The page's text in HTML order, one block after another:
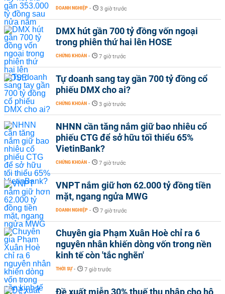
DOANH NGHIỆP - 3 giờ trước
DMX hút gần 700 tỷ đồng vốn ngoại
trong phiên thứ hai lên HOSE
CHỨNG KHOÁN - 7 giờ trước
Tự doanh sang tay gần 700 tỷ đồng cổ
phiếu DMX cho ai?
CHỨNG KHOÁN - 3 giờ trước
NHNN cần tăng nắm giữ bao nhiêu cổ
phiếu CTG để sở hữu tối thiểu 65%
VietinBank?
CHỨNG KHOÁN - 7 giờ trước
VNPT nắm giữ hơn 62.000 tỷ đồng tiền
mặt, ngang ngửa MWG
DOANH NGHIỆP - 7 giờ trước
Chuyên gia Phạm Xuân Hoè chỉ ra 6
nguyên nhân khiến dòng vốn trong nền
kinh tế còn 'tắc nghẽn'
THỜI SỰ - 7 giờ trước
Đề xuất miễn 30% thuế thu nhập cho hộ